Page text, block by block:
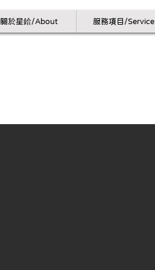
關於星鉿/About 服務項目/Service